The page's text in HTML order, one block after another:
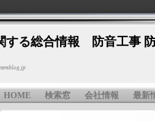
する総合情報 防音工事
HOME 検索窓 会社情報 最新